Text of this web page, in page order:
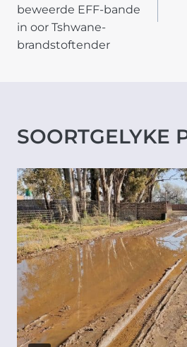
beweerde EFF-bande
in oor Tshwane-
brandstoftender
SOORTGELYKE